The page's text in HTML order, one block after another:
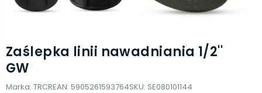
Zaślepka linii nawadniania 1/2''
GW
Marka: TRCREAN: 5905261593764SKU: SE080101144